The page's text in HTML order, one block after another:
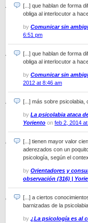
[...] que hablan de forma
obliga al interlocutor a
by Comunicar sin
6:51 pm
[...] que hablan de forma
obliga al interlocutor a
by Comunicar sin
2012 at 8:46 am
[...] más sobre psicolabia,
by La psicolabia ataca
Yoriento on feb 2, 2014
[...] tienen mayor valor
aderezados con un
psicología, según el
by Orientadores y
observación (316) |
[...] a ciertos
barnizadas de la
by ¿La psicología es al